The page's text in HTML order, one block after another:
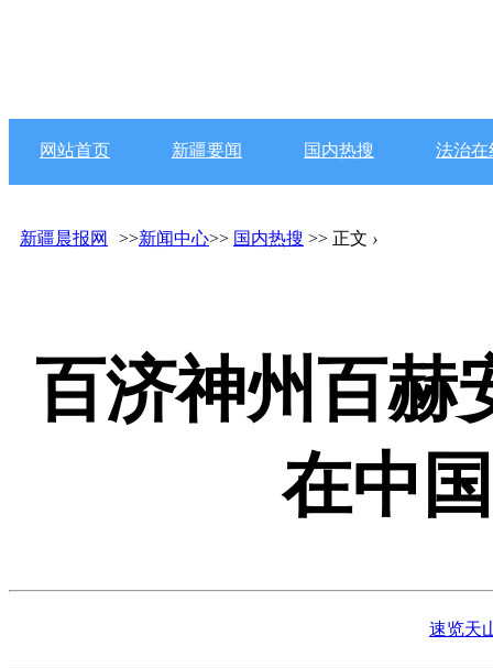
网站首页 新疆要闻 国内热搜 法治在
新疆晨报网 >>新闻中心>> 国内热搜 >> 正文 ›
百济神州百赫
在中
速览天